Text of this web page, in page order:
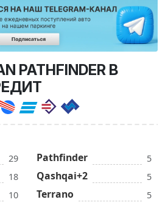
PATHFINDER В
29
18
10
Pathfinder 5
Qashqai+2 5
Terrano 5